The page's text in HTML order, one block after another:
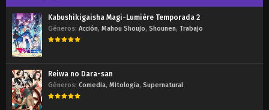
Kabushikigaisha Magi-Lumière Temporada 2
Géneros: Acción, Mahou Shoujo, Shounen, Trabajo
Reiwa no Dara-san
Géneros: Comedia, Mitología, Supernatural